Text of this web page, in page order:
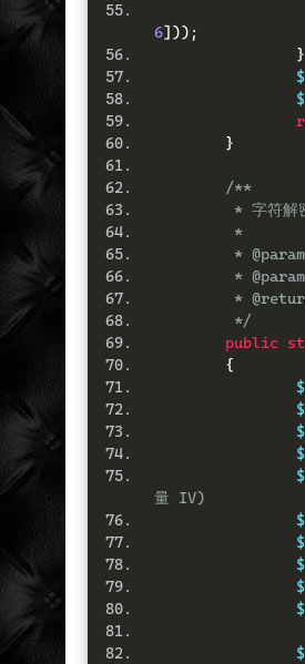
6]));
}
}
/**
* 字符
	 *
*
*
*
	 */
public
{
量 IV)